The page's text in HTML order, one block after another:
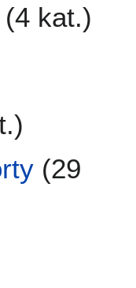
(4 kat.)
(29